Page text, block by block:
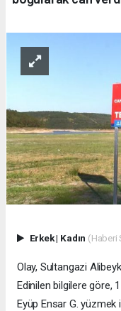
Erkek| Kadın (Haberi
Olay, Sultangazi
Edinilen bilgilere göre,
Eyüp Ensar G.